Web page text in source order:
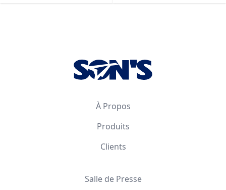
À Propos
Produits
Clients
Salle de Presse